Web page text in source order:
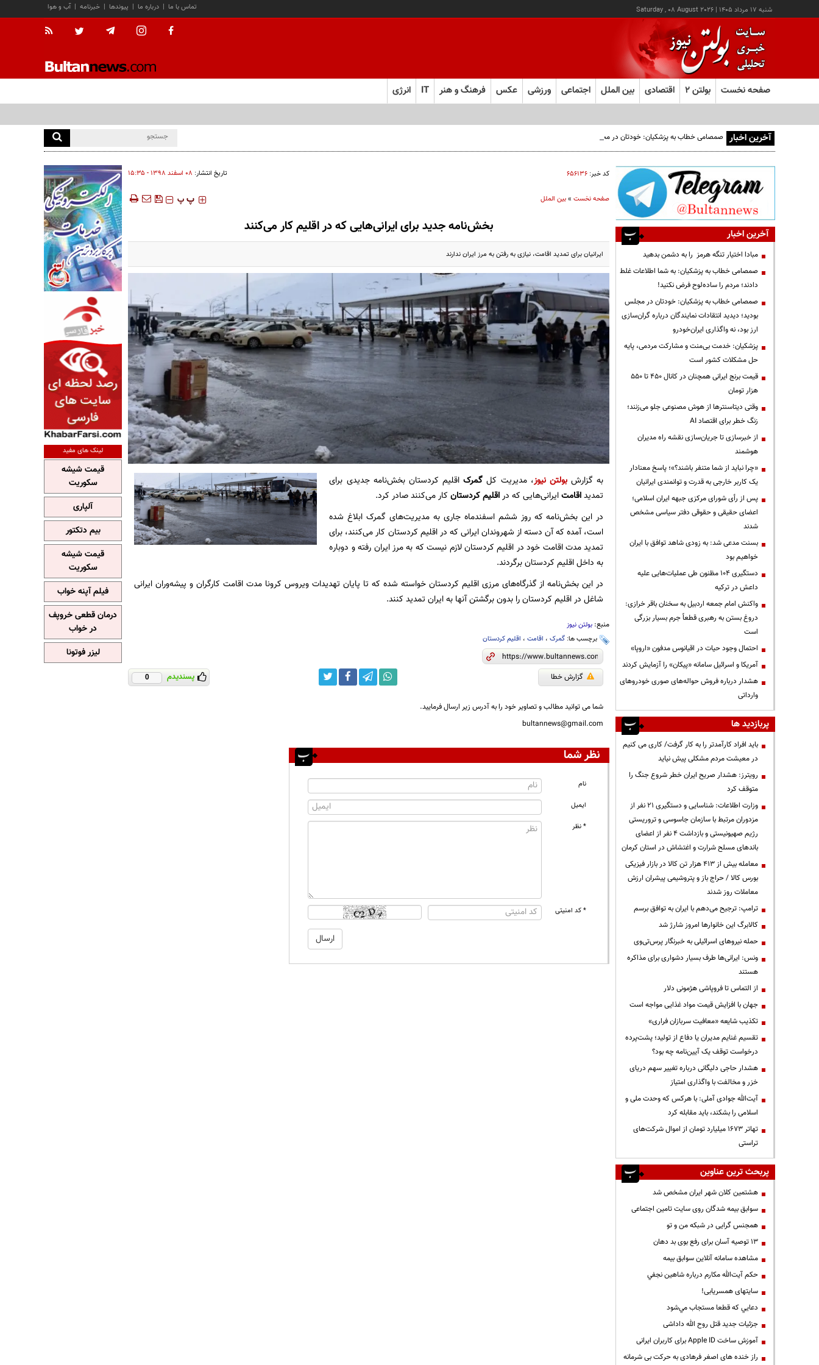
شنبه ۱۷ مرداد ۱۴۰۵ |
Saturday , 08 August 2026 آب و هوا | خبرنامه | پیوندها | درباره ما | تماس با ما
صفحه نخست بولتن ۲ اقتصادی بین الملل اجتماعی ورزشی عکس فرهنگ و هنر IT انرژی
آخرین اخبار صمصامی خطاب به پزشکیان: خودتان در مجلس بودید؛ دیدید انتقادات نمایندگان درباره گران‌سازی ارز بود، نه واگذاری ایران‌خودرو
کد خبر: ۶۵۶۱۳۶ تاریخ انتشار: ۰۸ اسفند ۱۳۹۸ - ۱۵:۳۵
صفحه نخست»بین الملل ‍‍‍ پ پ
بخش‌نامە جدید برای ایرانی‌هایی کە در اقلیم کار می‌کنند
ایرانیان برای تمدید اقامت، نیازی به رفتن به مرز ایران ندارند
به گزارشبولتن نیوز، مدیریت کل گمرکاقلیم کردستان بخش‌نامە جدیدی برای
تمدیداقامتایرانی‌هایی کە دراقلیم کردستانکار می‌کنند صادر کرد.
در این بخش‌نامە کە روز ششم اسفندماه جاری بە مدیریت‌های گمرک ابلاغ شدە
است، آمدە کە آن دستە از شهروندان ایرانی کە در اقلیم کردستان کار می‌کنند، برای
تمدید مدت اقامت خود در اقلیم کردستان لازم نیست کە بە مرز ایران رفتە و دوبارە
بە داخل اقلیم کردستان برگردند.
در این بخش‌نامە از گذرگاه‌های مرزی اقلیم کردستان خواستە شدە کە تا پایان تهدیدات ویروس کرونا مدت اقامت کارگران و پیشەوران ایرانی
شاغل در اقلیم کردستان را بدون برگشتن آنها بە ایران تمدید کنند.
منبع: بولتن نیوز
برچسب ها: گمرک، اقامت، اقلیم کردستان
گزارش خطا پسندیدم 0
شما می توانید مطالب و تصاویر خود را به آدرس زیر ارسال فرمایید.
bultannews@gmail.com
نظر شما
نام
ایمیل
* نظر
* کد امنیتی
آخرین اخبار
مبادا اختیار تنگه هرمز را به دشمن بدهید
صمصامی خطاب به پزشکیان: به شما اطلاعات غلط
دادند؛ مردم را ساده‌لوح فرض نکنید!
صمصامی خطاب به پزشکیان: خودتان در مجلس
بودید؛ دیدید انتقادات نمایندگان درباره گران‌سازی
ارز بود، نه واگذاری ایران‌خودرو
پزشکیان: خدمت بی‌منت و مشارکت مردمی، پایه
حل مشکلات کشور است
قیمت‌ برنج ایرانی همچنان در کانال ۴۵۰ تا ۵۵۰
هزار تومان
وقتی دیتاسنترها از هوش مصنوعی جلو می‌زنند؛
زنگ خطر برای اقتصاد AI
از خبرسازی تا جریان‌سازی نقشه راه مدیران
هوشمند
«چرا نباید از شما متنفر باشند؟»؛ پاسخ معنادار
یک کاربر خارجی به قدرت و توانمندی ایرانیان
پس از رأی شورای مرکزی جبهه ایران اسلامی؛
اعضای حقیقی و حقوقی دفتر سیاسی مشخص
شدند
بسنت مدعی شد: به زودی شاهد توافق با ایران
خواهیم بود
دستگیری ۱۰۴ مظنون طی عملیات‌هایی علیه
داعش در ترکیه
واکنش امام جمعه اردبیل به سخنان باقر خرازی:
دروغ بستن به رهبری قطعاً جرم بسیار بزرگی
است
احتمال وجود حیات در اقیانوس مدفون «اروپا»
آمریکا و اسرائیل سامانه «پیکان» را آزمایش کردند
هشدار درباره فروش حواله‌های صوری خودروهای
وارداتی
پربازدید ها
باید افراد کارآمدتر را به کار گرفت/ کاری می کنیم
در معیشت مردم مشکلی پیش نیاید
رویترز: هشدار صریح ایران خطر شروع جنگ را
متوقف کرد
وزارت اطلاعات: شناسایی و دستگیری ۲۱ نفر از
مزدوران مرتبط با سازمان جاسوسی و تروریستی
رژیم صهیونیستی و بازداشت ۴ نفر از اعضای
باندهای مسلح شرارت و اغتشاش در استان کرمان
معامله بیش از ۴۱۳ هزار تن کالا در بازار فیزیکی
بورس کالا / حراج باز و پتروشیمی پیشران ارزش
معاملات روز شدند
ترامپ: ترجیح می‌دهم با ایران به توافق برسم
کالابرگ این خانوارها امروز شارژ شد
حمله نیروهای اسرائیلی به خبرنگار پرس‌تی‌وی
ونس: ایرانی‌ها طرف بسیار دشواری برای مذاکره
هستند
از التماس تا فروپاشی هژمونی دلار
جهان با افزایش قیمت مواد غذایی مواجه است
تکذیب شایعه «معافیت سربازان فراری»
تقسیم غنایم مدیران یا دفاع از تولید؛ پشت‌پرده
درخواست توقف یک آیین‌نامه چه بود؟
هشدار حاجی دلیگانی درباره تغییر سهم دریای
خزر و مخالفت با واگذاری امتیاز
آیت‌الله جوادی آملی: با هرکس که وحدت ملی و
اسلامی را بشکند، باید مقابله کرد
تهاتر ۱۶۷۳ میلیارد تومان از اموال شرکت‌های
تراستی
پربحث ترین عناوین
هشتمین کلان شهر ایران مشخص شد
سوابق بیمه شدگان روی سایت تامین اجتماعی
همجنس گرایی در شبکه من و تو
13 توصیه آسان برای رفع بوی بد دهان
مشاهده سامانه آنلاين سوابق بیمه
حكم آيت‌الله مكارم درباره شاهين نجفي
سایتهای همسریابی!
دعايي كه قطعا مستجاب مي‌شود
جزئیات جدید قتل روح الله داداشی
آموزش ساخت Apple ID برای کاربران ایرانی
راز خنده های اصغر فرهادی به حرکت بی شرمانه
لینک های مفید
قیمت شیشه
سکوریت
آلپاری
بیم دتکتور
قیمت شیشه
سکوریت
فیلم آپنه خواب
درمان قطعی خروپف
در خواب
لیزر فوتونا